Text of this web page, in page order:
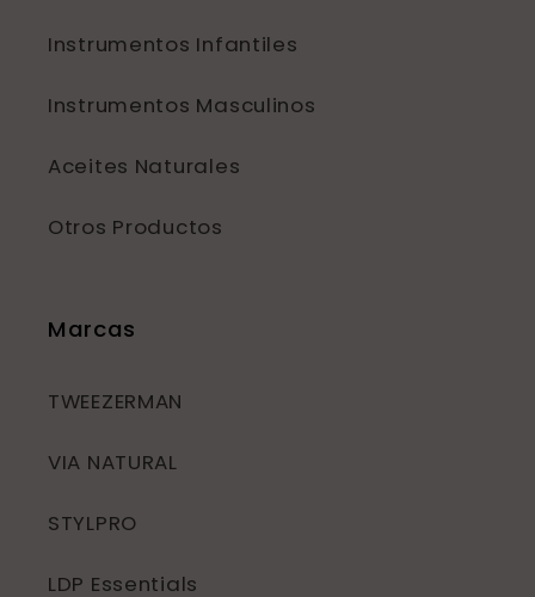
Instrumentos Infantiles
Instrumentos Masculinos
Aceites Naturales
Otros Productos
Marcas
TWEEZERMAN
VIA NATURAL
STYLPRO
LDP Essentials